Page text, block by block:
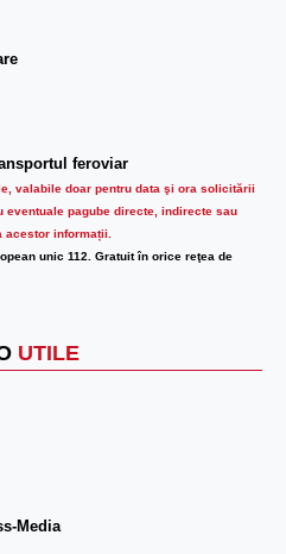
feroviar
valabile doar pentru data şi ora solicitării
eventuale pagube directe, indirecte sau
acestor informații.
unic 112. Gratuit în orice reţea de
UTILE
Media